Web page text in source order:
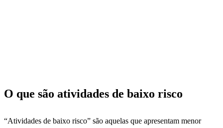
O que são atividades de baixo risco
“Atividades de baixo risco” são aquelas que apresentam menor